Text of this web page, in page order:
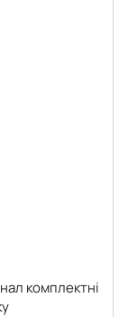
комплектні